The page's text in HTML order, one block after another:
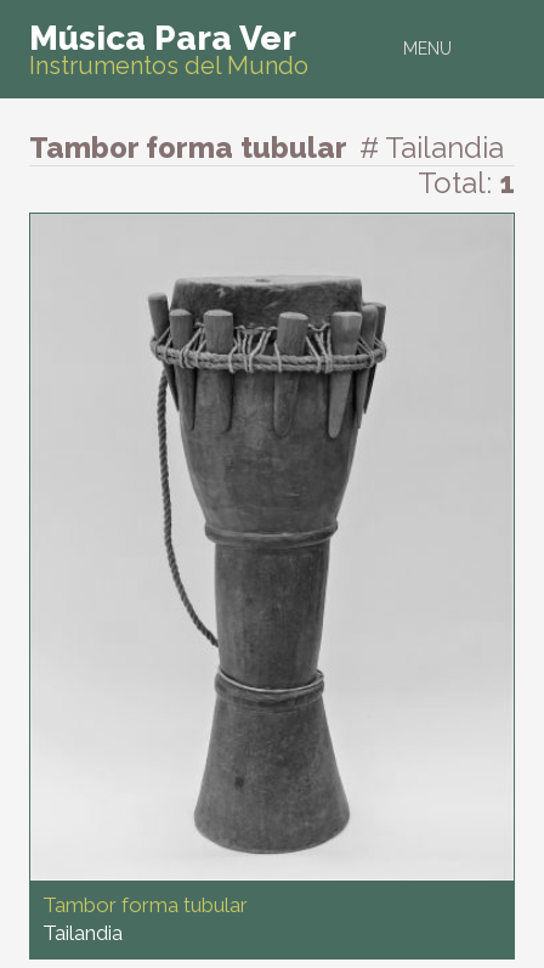
MENU
Música Para Ver
Instrumentos del Mundo
Tambor forma tubular # Tailandia
Total: 1
Tambor forma tubular
Tailandia